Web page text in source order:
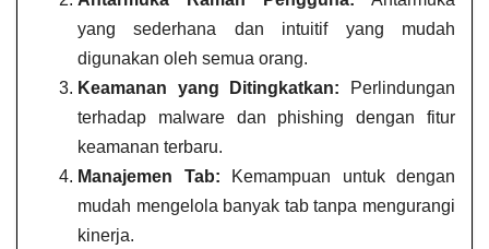
yang sederhana dan intuitif yang mudah
digunakan oleh semua orang.
Keamanan yang Ditingkatkan: Perlindungan
terhadap malware dan phishing dengan fitur
keamanan terbaru.
Manajemen Tab: Kemampuan untuk dengan
mudah mengelola banyak tab tanpa mengurangi
kinerja.